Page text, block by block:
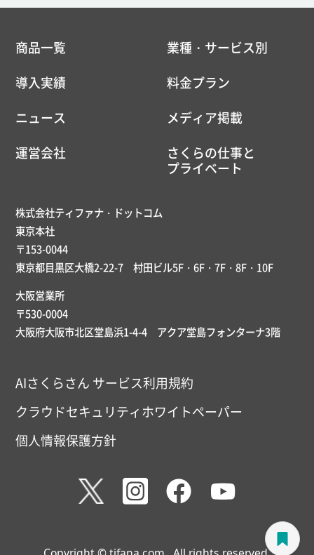
商品一覧
業種・サービス別
導入実績
料金プラン
ニュース
メディア掲載
運営会社
さくらの仕事と
プライベート
株式会社ティファナ・ドットコム
東京本社
〒153-0044
東京都目黒区大橋2-22-7 村田ビル5F・6F・7F・8F・10F
大阪営業所
〒530-0004
大阪府大阪市北区堂島浜1-4-4 アクア堂島フォンターナ3階
AIさくらさん サービス利用規約
クラウドセキュリティホワイトペーパー
個人情報保護方針